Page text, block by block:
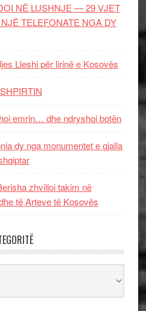
NË LUSHNJE — 29 VJET
TELEFONATE NGA DY
Lleshi për lirinë e Kosovës
emrin… dhe ndryshoi botën
dy nga monumentet e gjalla
zhvilloi takim në
të Arteve të Kosovës